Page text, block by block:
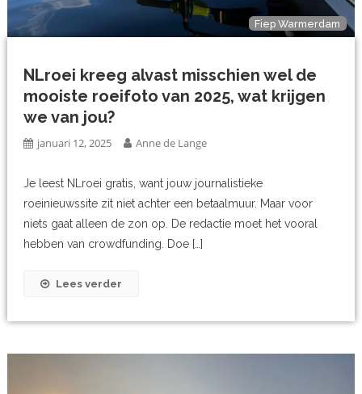
Fiep Warmerdam
NLroei kreeg alvast misschien wel de
mooiste roeifoto van 2025, wat krijgen
we van jou?
januari 12, 2025 Anne de Lange
Je leest NLroei gratis, want jouw journalistieke
roeinieuwssite zit niet achter een betaalmuur. Maar voor
niets gaat alleen de zon op. De redactie moet het vooral
hebben van crowdfunding. Doe […]
Lees verder